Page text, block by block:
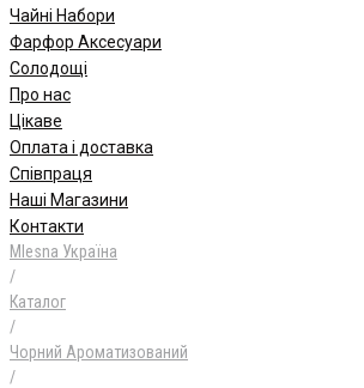
Чайні Набори
Фарфор Аксесуари
Солодощі
Про нас
Цікаве
Оплата і доставка
Співпраця
Наші Магазини
Контакти
Mlesna Україна
/
Каталог
/
Чорний Ароматизований
/